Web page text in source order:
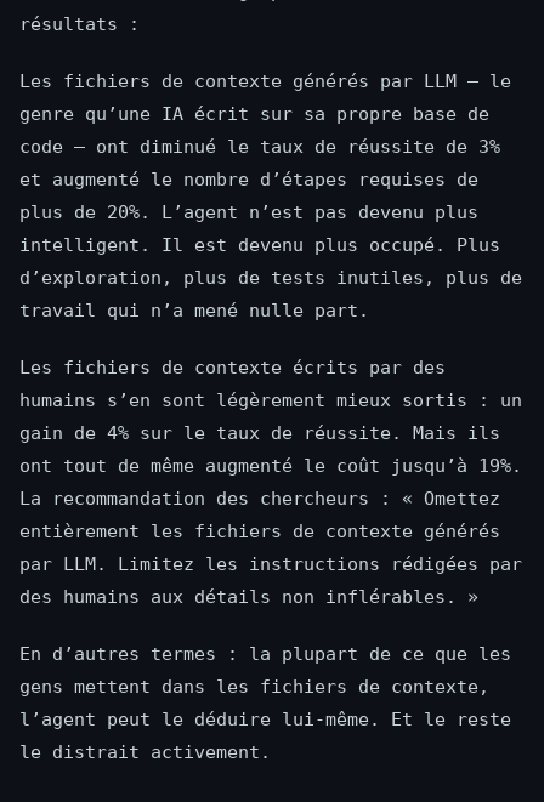
résultats :
Les fichiers de contexte générés par LLM — le
genre qu’une IA écrit sur sa propre base de
code — ont diminué le taux de réussite de 3%
et augmenté le nombre d’étapes requises de
plus de 20%. L’agent n’est pas devenu plus
intelligent. Il est devenu plus occupé. Plus
d’exploration, plus de tests inutiles, plus de
travail qui n’a mené nulle part.
Les fichiers de contexte écrits par des
humains s’en sont légèrement mieux sortis : un
gain de 4% sur le taux de réussite. Mais ils
ont tout de même augmenté le coût jusqu’à 19%.
La recommandation des chercheurs : « Omettez
entièrement les fichiers de contexte générés
par LLM. Limitez les instructions rédigées par
des humains aux détails non inflérables. »
En d’autres termes : la plupart de ce que les
gens mettent dans les fichiers de contexte,
l’agent peut le déduire lui-même. Et le reste
le distrait activement.